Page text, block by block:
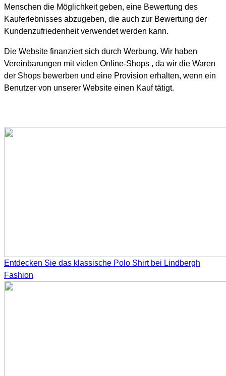
Menschen die Möglichkeit geben, eine Bewertung des
Kauferlebnisses abzugeben, die auch zur Bewertung der
Kundenzufriedenheit verwendet werden kann.
Die Website finanziert sich durch Werbung. Wir haben
Vereinbarungen mit vielen Online-Shops , da wir die Waren
der Shops bewerben und eine Provision erhalten, wenn ein
Benutzer von unserer Website einen Kauf tätigt.
Entdecken Sie das klassische Polo Shirt bei Lindbergh
Fashion